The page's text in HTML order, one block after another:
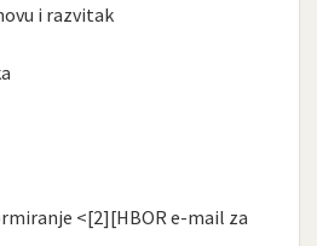
i razvitak
<[2][HBOR e-mail za